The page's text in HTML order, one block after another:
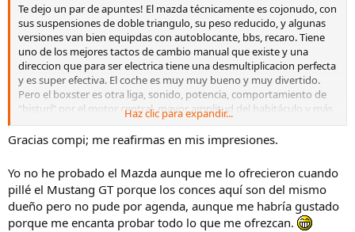
Te dejo un par de apuntes! El mazda técnicamente es cojonudo, con
sus suspensiones de doble triangulo, su peso reducido, y algunas
versiones van bien equipdas con autoblocante, bbs, recaro. Tiene
uno de los mejores tactos de cambio manual que existe y una
direccion que para ser electrica tiene una desmultiplicacion perfecta
y es super efectiva. El coche es muy muy bueno y muy divertido.
Pero el boxster es otra liga, sonido, potencia, comportamiento de
“bisturí” por el motor central, mayor amplitud del habitáculo y más
capacidad de carga para viajes.
Haz clic para expandir...
Gracias compi; me reafirmas en mis impresiones.
Yo no he probado el Mazda aunque me lo ofrecieron cuando
pillé el Mustang GT porque los conces aquí son del mismo
dueño pero no pude por agenda, aunque me habría gustado
porque me encanta probar todo lo que me ofrezcan.